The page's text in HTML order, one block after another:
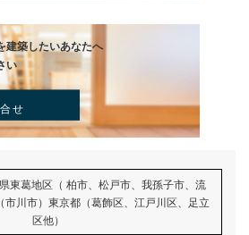
夢を叶える注文住宅の本棚！設
次の記事